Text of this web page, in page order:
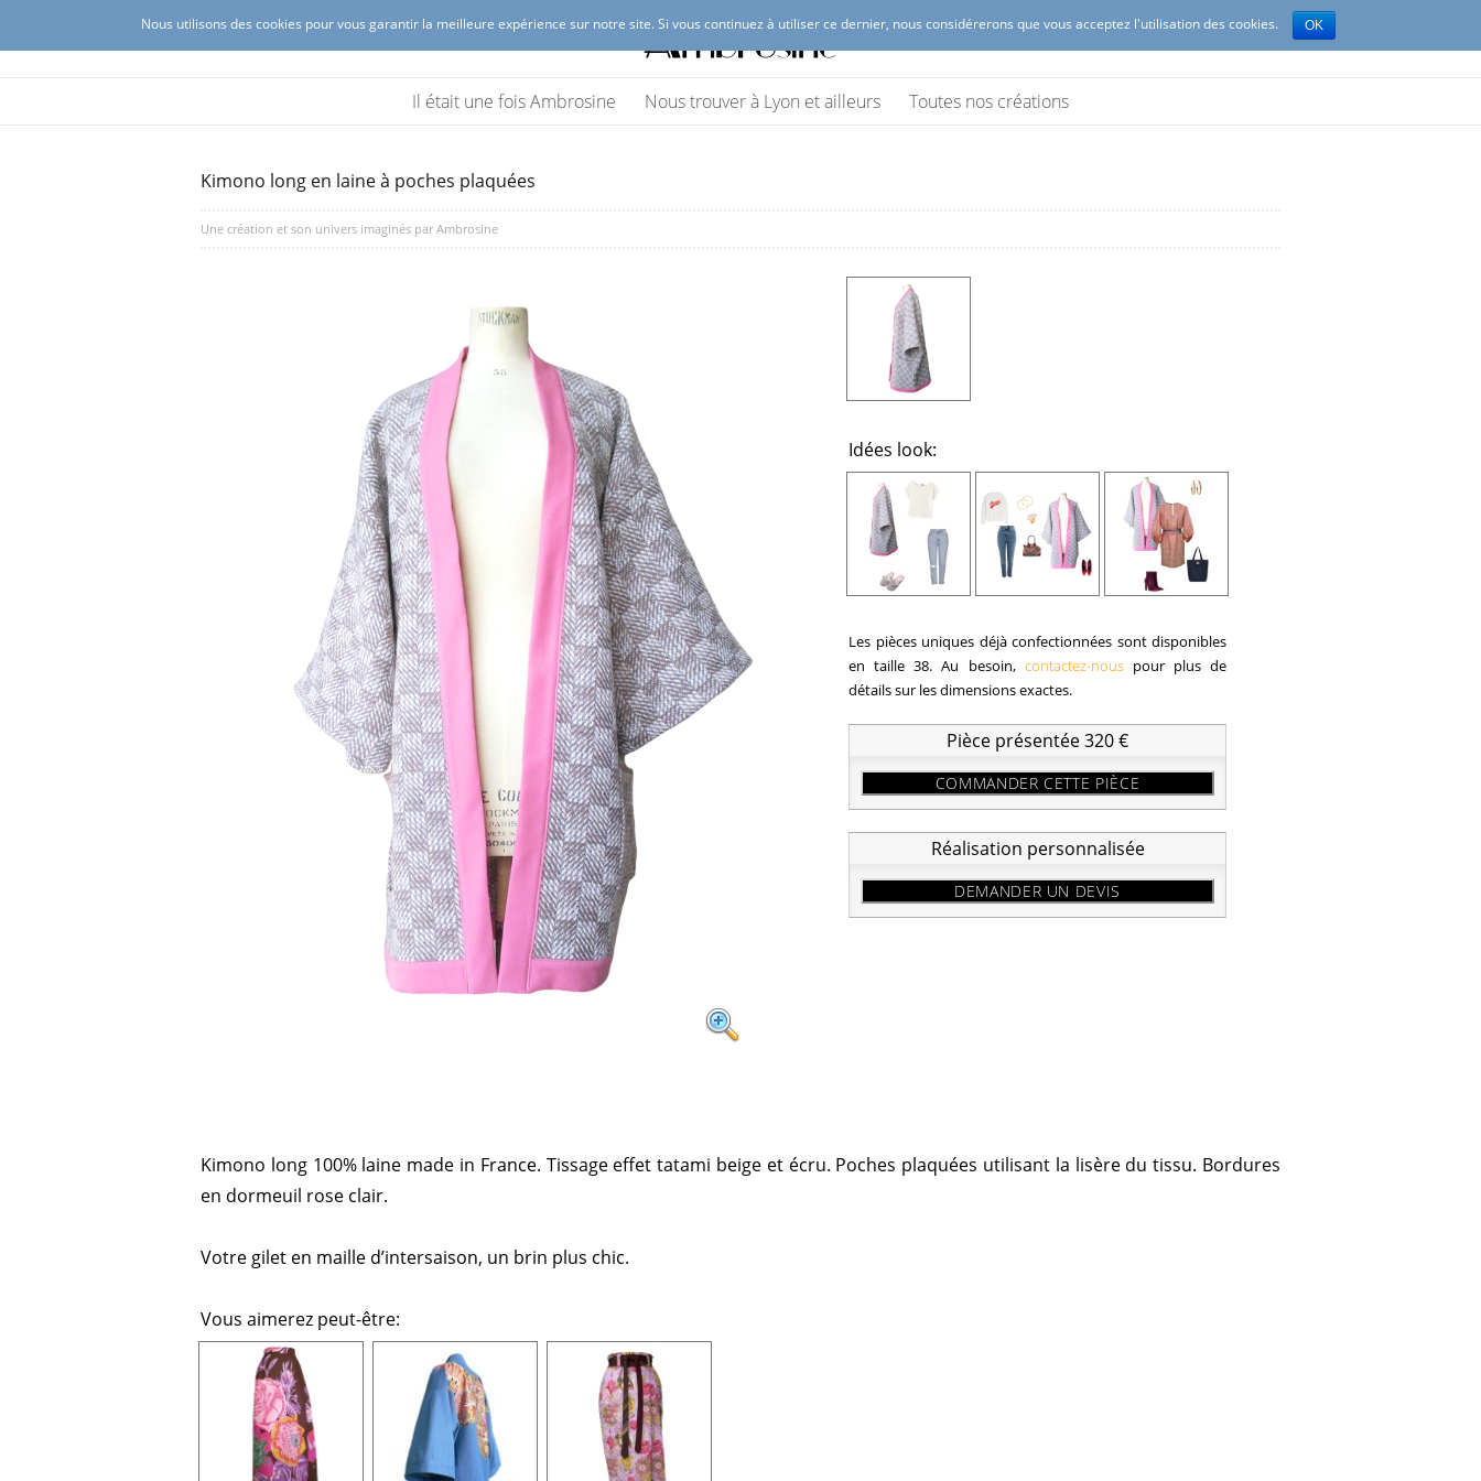
Il était une fois Ambrosine
Nous trouver à Lyon et ailleurs Toutes nos créations
Kimono long en laine à poches plaquées
Une création et son univers imaginés par Ambrosine
Idées look:
Les pièces uniques déjà confectionnées sont disponibles
en taille 38. Au besoin, contactez-nouspour plus de
détails sur les dimensions exactes.
Pièce présentée 320 €
COMMANDER CETTE PIÈCE
Réalisation personnalisée
DEMANDER UN DEVIS
Kimono long 100% laine made in France. Tissage effet tatami beige et écru. Poches plaquées utilisant la lisère du tissu. Bordures
en dormeuil rose clair.
Votre gilet en maille d’intersaison, un brin plus chic.
Vous aimerez peut-être:
Nous utilisons des cookies pour vous garantir la meilleure expérience sur notre site. Si vous continuez à utiliser ce dernier, nous considérerons que vous acceptez l'utilisation des cookies. OK